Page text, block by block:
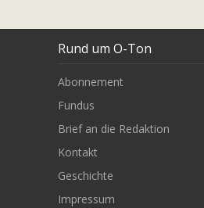
Rund um O-Ton
Abonnement
Fundus
Brief an die Redaktion
Kontakt
Geschichte
Impressum